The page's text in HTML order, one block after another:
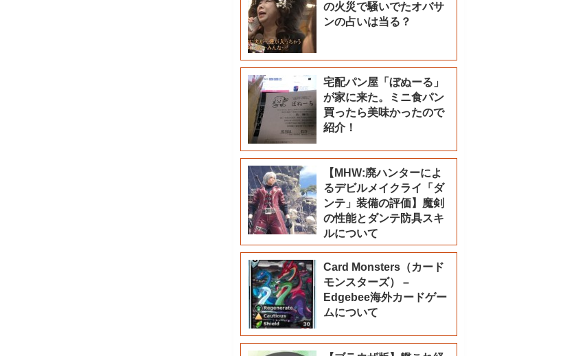
の火災で騒いでたオバサ
ンの占いは当る？
宅配パン屋「ぼぬーる」
が家に来た。ミニ食パン
買ったら美味かったので
紹介！
【MHW:廃ハンターによ
るデビルメイクライ「ダ
ンテ」装備の評価】魔剣
の性能とダンテ防具スキ
ルについて
Card Monsters（カード
モンスターズ） –
Edgebee海外カードゲー
ムについて